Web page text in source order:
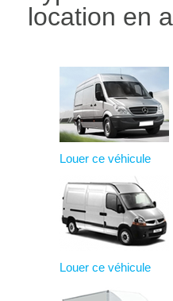
location en
Louer ce véhicule
Louer ce véhicule